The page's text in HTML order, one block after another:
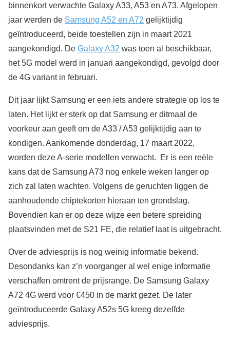
binnenkort verwachte Galaxy A33, A53 en A73. Afgelopen
jaar werden de Samsung A52 en A72 gelijktijdig
geïntroduceerd, beide toestellen zijn in maart 2021
aangekondigd. De Galaxy A32 was toen al beschikbaar,
het 5G model werd in januari aangekondigd, gevolgd door
de 4G variant in februari.
Dit jaar lijkt Samsung er een iets andere strategie op los te
laten. Het lijkt er sterk op dat Samsung er ditmaal de
voorkeur aan geeft om de A33 / A53 gelijktijdig aan te
kondigen. Aankomende donderdag, 17 maart 2022,
worden deze A-serie modellen verwacht. Er is een reële
kans dat de Samsung A73 nog enkele weken langer op
zich zal laten wachten. Volgens de geruchten liggen de
aanhoudende chiptekorten hieraan ten grondslag.
Bovendien kan er op deze wijze een betere spreiding
plaatsvinden met de S21 FE, die relatief laat is uitgebracht.
Over de adviesprijs is nog weinig informatie bekend.
Desondanks kan z’n voorganger al wel enige informatie
verschaffen omtrent de prijsrange. De Samsung Galaxy
A72 4G werd voor €450 in de markt gezet. De later
geïntroduceerde Galaxy A52s 5G kreeg dezelfde
adviesprijs.